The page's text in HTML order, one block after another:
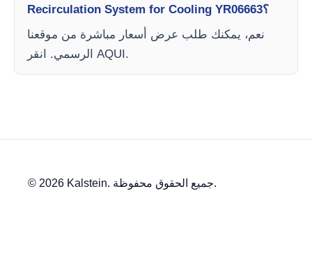
Recirculation System for Cooling YR06663؟
نعم، يمكنك طلب عرض أسعار مباشرة من موقعنا
الرسمي. انقر AQUI.
© 2026 Kalstein. جميع الحقوق محفوظة.